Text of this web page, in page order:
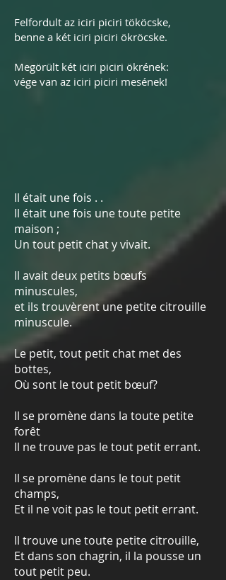
Felfordult az iciri piciri tököcske,
benne a két iciri piciri ökröcske.
Megörült két iciri piciri ökrének:
vége van az iciri piciri mesének!
Il était une fois . .
Il était une fois une toute petite
maison ;
Un tout petit chat y vivait.
Il avait deux petits bœufs
minuscules,
et ils trouvèrent une petite citrouille
minuscule.
Le petit, tout petit chat met des
bottes,
Où sont le tout petit bœuf?
Il se promène dans la toute petite
forêt
Il ne trouve pas le tout petit errant.
Il se promène dans le tout petit
champs,
Et il ne voit pas le tout petit errant.
Il trouve une toute petite citrouille,
Et dans son chagrin, il la pousse un
tout petit peu.